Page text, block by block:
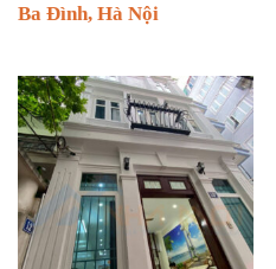
Ba Đình, Hà Nội